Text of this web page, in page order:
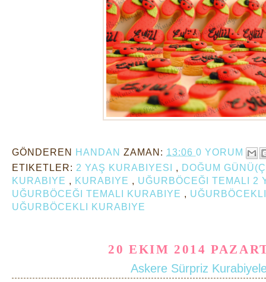
GÖNDEREN HANDAN ZAMAN: 13:06 0 YORUM
ETIKETLER: 2 YAŞ KURABIYESI , DOĞUM
KURABIYE , KURABIYE , UĞURBÖCEĞI TEMALI 2
UĞURBÖCEĞI TEMALI KURABIYE ,
UĞURBÖCEKLI KURABIYE
20 EKIM 2014
Askere Sürpriz